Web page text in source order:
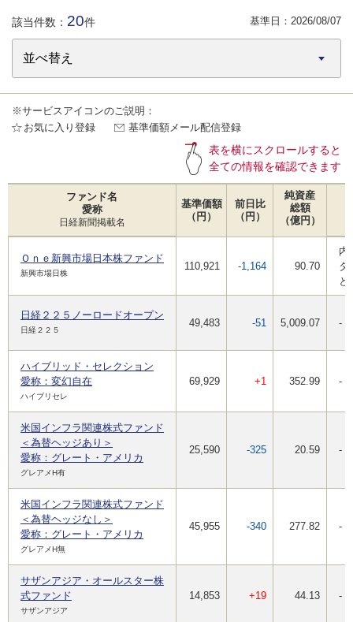
該当件数： 20件 基準日： 2026/08/07
※サービスアイコンのご説明：
お気に入り登録
基準価額メール配信登録
表を横にスクロールすると
全ての情報を確認できます
ファンド名
愛称
日経新聞掲載名
基準価額
（円）
前日比
（円）
純資産
総額
（億円）
Ｏｎｅ新興市場日本株ファンド
新興市場日株
110,921 -1,164 90.70
内
タ
と
日経２２５ノーロードオープン
日経２２５
49,483 -51 5,009.07 -
ハイブリッド・セレクション
愛称：変幻自在
ハイブリセレ
69,929 +1 352.99 -
米国インフラ関連株式ファンド
＜為替ヘッジあり＞
愛称：グレート・アメリカ
グレアメH有
25,590 -325 20.59 -
米国インフラ関連株式ファンド
＜為替ヘッジなし＞
愛称：グレート・アメリカ
グレアメH無
45,955 -340 277.82 -
サザンアジア・オールスター株
式ファンド
サザンアジア
14,853 +19 44.13 -